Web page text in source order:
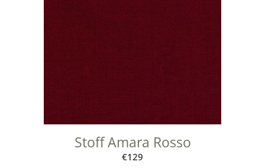
Stoff Amara Rosso
€129